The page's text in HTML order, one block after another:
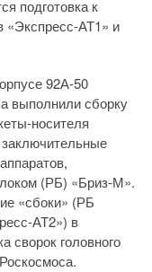
подготовка к
«Экспресс-АТ1» и
92А-50
выполнили сборку
носителя
(РБ) «Бриз-М».
«сбоки» (РБ
АТ2») в
сворок головного